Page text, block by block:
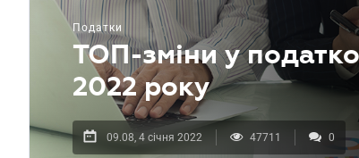
Податки
ТОП-зміни у
2022 року
09.08, 4 січня 2022 47711 0